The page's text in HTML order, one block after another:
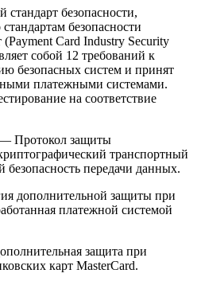
безопасности,
безопасности
Card Industry Security
собой 12 требований к
безопасных систем и принят
платежными системами.
на соответствие
— Протокол защиты
транспортный
передачи данных.
дополнительной защиты при
платежной системой
защита при
карт MasterCard.